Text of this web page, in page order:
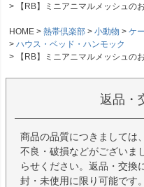
【RB】ミニアニマルメッシュの
HOME 熱帯倶楽部 小動物
ケ
ハウス・ベッド・ハンモック
【RB】ミニアニマルメッシュの
返品・
商品の品質につきましては
不良・破損などがございま
らせください。返品・交換
封・未使用に限り可能です。